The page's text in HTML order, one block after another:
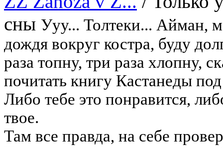
сны Ууу... Толтеки... Айман,
дождя вокруг костра, буду
раза топну, три раза хлопну,
почитать книгу Кастанеды
Либо тебе это понравится,
твое.
Там все правда, на себе